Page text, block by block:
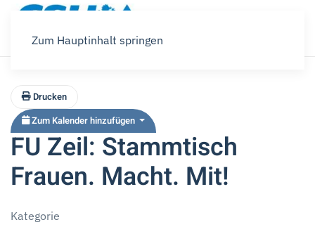
Zum Hauptinhalt springen
Drucken
Zum Kalender hinzufügen
FU Zeil: Stammtisch
Frauen. Macht. Mit!
Kategorie